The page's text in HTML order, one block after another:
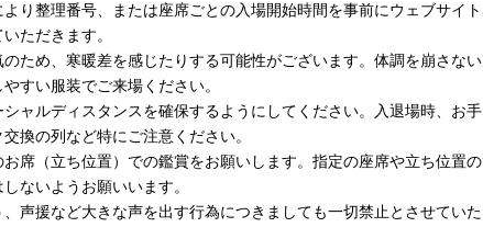
り整理番号、または座席ごとの入場開始時間を事前にウェブサイト
ただきます。
ため、寒暖差を感じたりする可能性がございます。体調を崩さない
すい服装でご来場ください。
ャルディスタンスを確保するようにしてください。入退場時、お手
換の列など特にご注意ください。
席（立ち位置）での鑑賞をお願いします。指定の座席や立ち位置の
ないようお願いいます。
声援など大きな声を出す行為につきましても一切禁止とさせていた